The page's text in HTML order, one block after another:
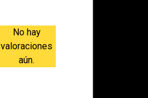
No hay
valoraciones
aún.